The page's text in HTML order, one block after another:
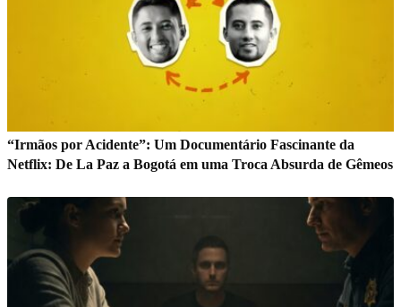
“Irmãos por Acidente”: Um Documentário Fascinante da
Netflix: De La Paz a Bogotá em uma Troca Absurda de Gêmeos